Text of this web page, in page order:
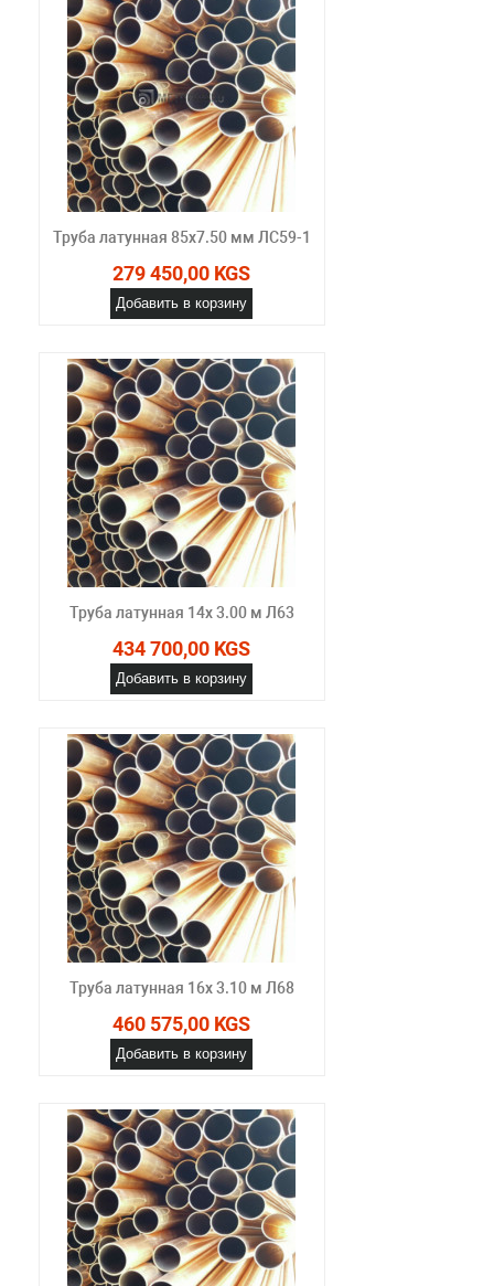
Труба латунная 85х7.50 мм ЛС59-1
279 450,00 KGS
Добавить в корзину
Труба латунная 14х 3.00 м Л63
434 700,00 KGS
Добавить в корзину
Труба латунная 16х 3.10 м Л68
460 575,00 KGS
Добавить в корзину